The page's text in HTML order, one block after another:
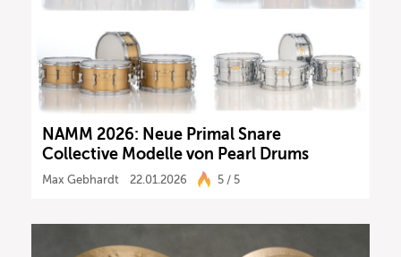
NAMM 2026: Neue Primal Snare
Collective Modelle von Pearl Drums
Max Gebhardt 22.01.2026 5 / 5